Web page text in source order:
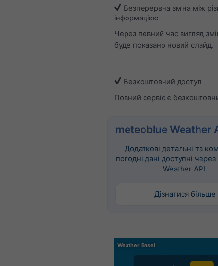
Безперервна зміна між
інформацією
Через певний час вигляд
буде показано новий слайд.
Безкоштовний доступ
Повний сервіс є
meteoblue Weather
Додаткові детальні та
погодні дані доступні
Weather API.
Дізнатися більше